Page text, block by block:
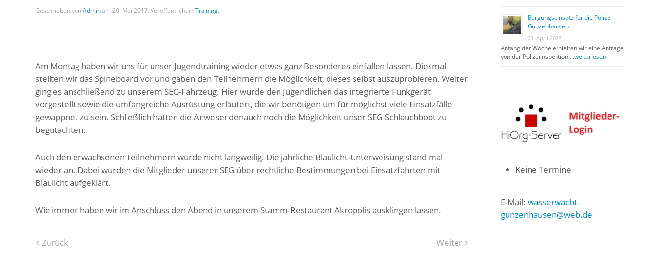
Geschrieben vonAdminam 20. Mai 2017. Veröffentlicht inTraining.
Am Montag haben wir uns für unser Jugendtraining wieder etwas ganz Besonderes einfallen lassen. Diesmal
stellten wir das Spineboard vor und gaben den Teilnehmern die Möglichkeit, dieses selbst auszuprobieren. Weiter
ging es anschließend zu unserem SEG-Fahrzeug. Hier wurde den Jugendlichen das integrierte Funkgerät
vorgestellt sowie die umfangreiche Ausrüstung erläutert, die wir benötigen um für möglichst viele Einsatzfälle
gewappnet zu sein. Schließlich hatten die Anwesendenauch noch die Möglichkeit unser SEG-Schlauchboot zu
begutachten.
Auch den erwachsenen Teilnehmern wurde nicht langweilig. Die jährliche Blaulicht-Unterweisung stand mal
wieder an. Dabei wurden die Mitglieder unserer SEG über rechtliche Bestimmungen bei Einsatzfahrten mit
Blaulicht aufgeklärt.
Wie immer haben wir im Anschluss den Abend in unserem Stamm-Restaurant Akropolis ausklingen lassen.
Zurück Weiter
Bergungseinsatz für die Polizei
Gunzenhausen
23. April 2022
Anfang der Woche erhielten wir eine Anfrage
von der Polizeiinspektion …weiterlesen
Keine Termine
E-Mail: wasserwacht-
gunzenhausen@web.de